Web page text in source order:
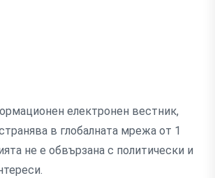
електронен вестник,
в глобалната мрежа от 1
не е обвързана с политически и